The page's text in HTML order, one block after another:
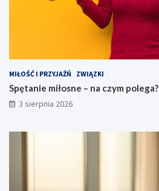
MIŁOŚĆ I PRZYJAŹŃ ZWIĄZKI
Spętanie miłosne – na czym polega?
3 sierpnia 2026